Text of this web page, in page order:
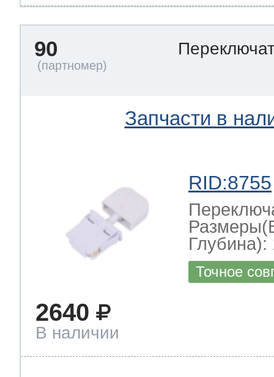
90
Запчасти в
RID:8755
Глубина):
Точное
2640
В наличии